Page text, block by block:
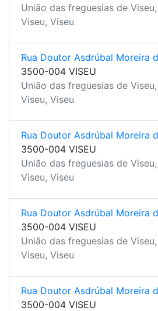
União das freguesias de Viseu,
Viseu, Viseu
Rua Doutor Asdrúbal Moreira
3500-004 VISEU
União das freguesias de Viseu,
Viseu, Viseu
Rua Doutor Asdrúbal Moreira
3500-004 VISEU
União das freguesias de Viseu,
Viseu, Viseu
Rua Doutor Asdrúbal Moreira
3500-004 VISEU
União das freguesias de Viseu,
Viseu, Viseu
Rua Doutor Asdrúbal Moreira
3500-004 VISEU